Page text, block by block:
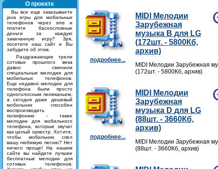
О проекте
Вы все еще заказываете
java игры для мобильных
телефонов через sms и
платите баснословные
деньги за каждую
закачанную игру? Зря,
посетите наш сайт и Вы
забудите об этом.
Раздражающие трели
сотовых прошлого века
давно сменили
специальные мелодии для
мобильных телефонов.
Еще недавно мелодии для
телефона были просто
одноголосным пиликаньем,
а сегодня даже дешевый
мобильник способен
воспроизводить
полифонию - такие
мелодии для мобильного
телефона, которые звучат
как целый оркестр. Хотите,
чтобы мобильник спел
вашу любимую песню? Нет
ничего проще! На нашем
сайте вы найдете лучшие
бесплатные мелодии для
сотовых телефонов.
подробнее...
MIDI Мелодии
Зарубежная
музыка B для LG
(172шт. - 5800Кб,
архив)
MIDI Мелодии Зарубежная
(172шт. - 5800Кб, архив)
подробнее...
MIDI Мелодии
Зарубежная
музыка D для LG
(88шт. - 3660Кб,
архив)
MIDI Мелодии Зарубежная
(88шт. - 3660Кб, архив)